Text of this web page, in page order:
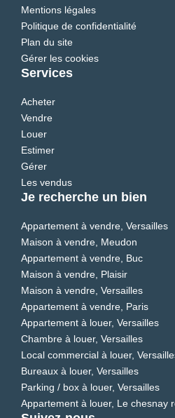
Mentions légales
Politique de confidentialité
Plan du site
Gérer les cookies
Services
Acheter
Vendre
Louer
Estimer
Gérer
Les vendus
Je recherche un bien
Appartement à vendre, Versailles
Maison à vendre, Meudon
Appartement à vendre, Buc
Maison à vendre, Plaisir
Maison à vendre, Versailles
Appartement à vendre, Paris
Appartement à louer, Versailles
Chambre à louer, Versailles
Local commercial à louer,
Bureaux à louer, Versailles
Parking / box à louer, Versailles
Appartement à louer, Le chesnay